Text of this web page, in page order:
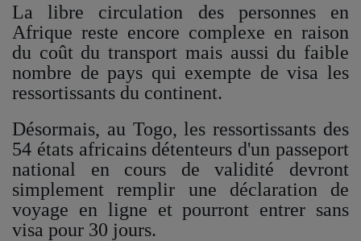
NOTRE ACTU
JEUX CONCOURS
QUI SOMMES-NOUS ?
Contact
Se connecter
La libre circulation des personnes en
Afrique reste encore complexe en raison
du coût du transport mais aussi du faible
nombre de pays qui exempte de visa les
ressortissants du continent.
Désormais, au Togo, les ressortissants des
54 états africains détenteurs d'un passeport
national en cours de validité devront
simplement remplir une déclaration de
voyage en ligne et pourront entrer sans
visa pour 30 jours.